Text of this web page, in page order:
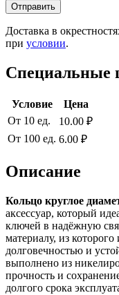
Отправить
Доставка в
при условии.
Специальные
Условие
Цена
От 10 ед.
10.00 ₽
От 100 ед. 6.00 ₽
Описание
Кольцо круглое
аксессуар, который
ключей в надёжную
материалу, из
долговечностью и
выполнено из
прочность и
долгого срока